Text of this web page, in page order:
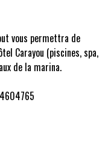
vous permettra de
Carayou (piscines, spa,
de la marina.